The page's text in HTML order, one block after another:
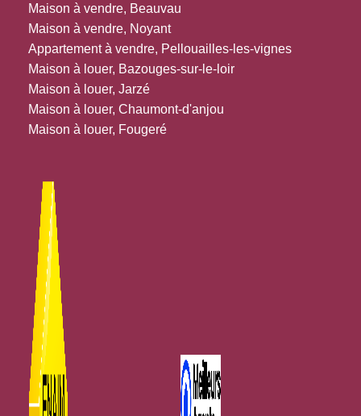
Maison à vendre, Beauvau
Maison à vendre, Noyant
Appartement à vendre, Pellouailles-les-vignes
Maison à louer, Bazouges-sur-le-loir
Maison à louer, Jarzé
Maison à louer, Chaumont-d'anjou
Maison à louer, Fougeré